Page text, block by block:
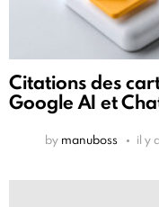
Citations des
Google AI et
by manuboss il y